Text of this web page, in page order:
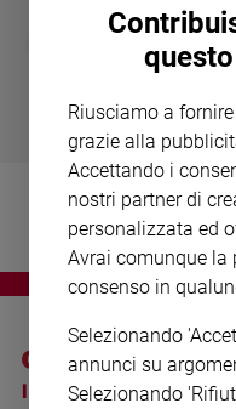
Società
e
Ambiente
e
LE GRANDI BASILICHE
- VOL DA 1 AL 5
I SITI SAN PAOLO
Riusciamo a
grazie alla
Accettando i
nostri partner di
personalizzata ed
Avrai comunque la
consenso in
Selezionando
annunci su
Selezionando